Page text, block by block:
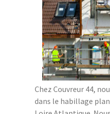
Chez Couvreur 44,
dans le habillage